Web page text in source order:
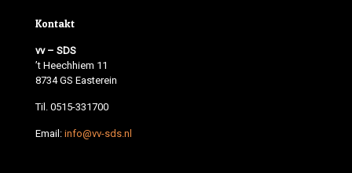
Kontakt
vv – SDS
’t Heechhiem 11
8734 GS Easterein
Til. 0515-331700
Email: info@vv-sds.nl